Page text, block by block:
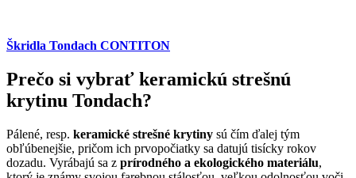
Škridla Tondach CONTITON
Prečo si vybrať keramickú strešnú
krytinu Tondach?
Pálené, resp. keramické strešné krytiny sú čím ďalej tým
obľúbenejšie, pričom ich prvopočiatky sa datujú tisícky rokov
dozadu. Vyrábajú sa z prírodného a ekologického materiálu,